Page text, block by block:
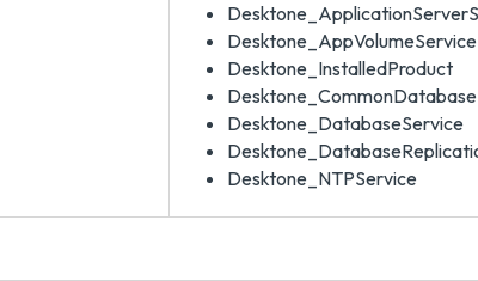
Desktone_InstalledProduct
Desktone_CommonDatabase
Desktone_DatabaseService
Desktone_NTPService